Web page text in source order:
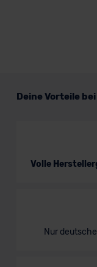
Deine Vorteile
Volle
Nur